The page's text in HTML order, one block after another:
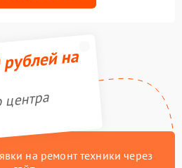
на
на ремонт техники через